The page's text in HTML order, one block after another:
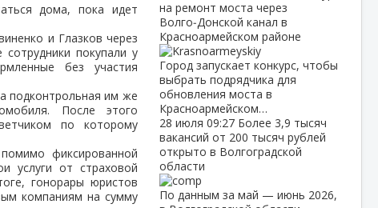
дома, пока идет
и Глазков через
покупали у
без участия
подконтрольная им же
После этого
по которому
фиксированной
услуги от страховой
гонорары юристов
компаниям на сумму
на ремонт моста через
Волго‑Донской канал в
Красноармейском районе
Город запускает конкурс, чтобы
выбрать подрядчика для
обновления моста в
Красноармейском…
28 июля 09:27 Более 3,9 тысяч
вакансий от 200 тысяч рублей
открыто в Волгоградской
области
По данным за май — июнь 2026,